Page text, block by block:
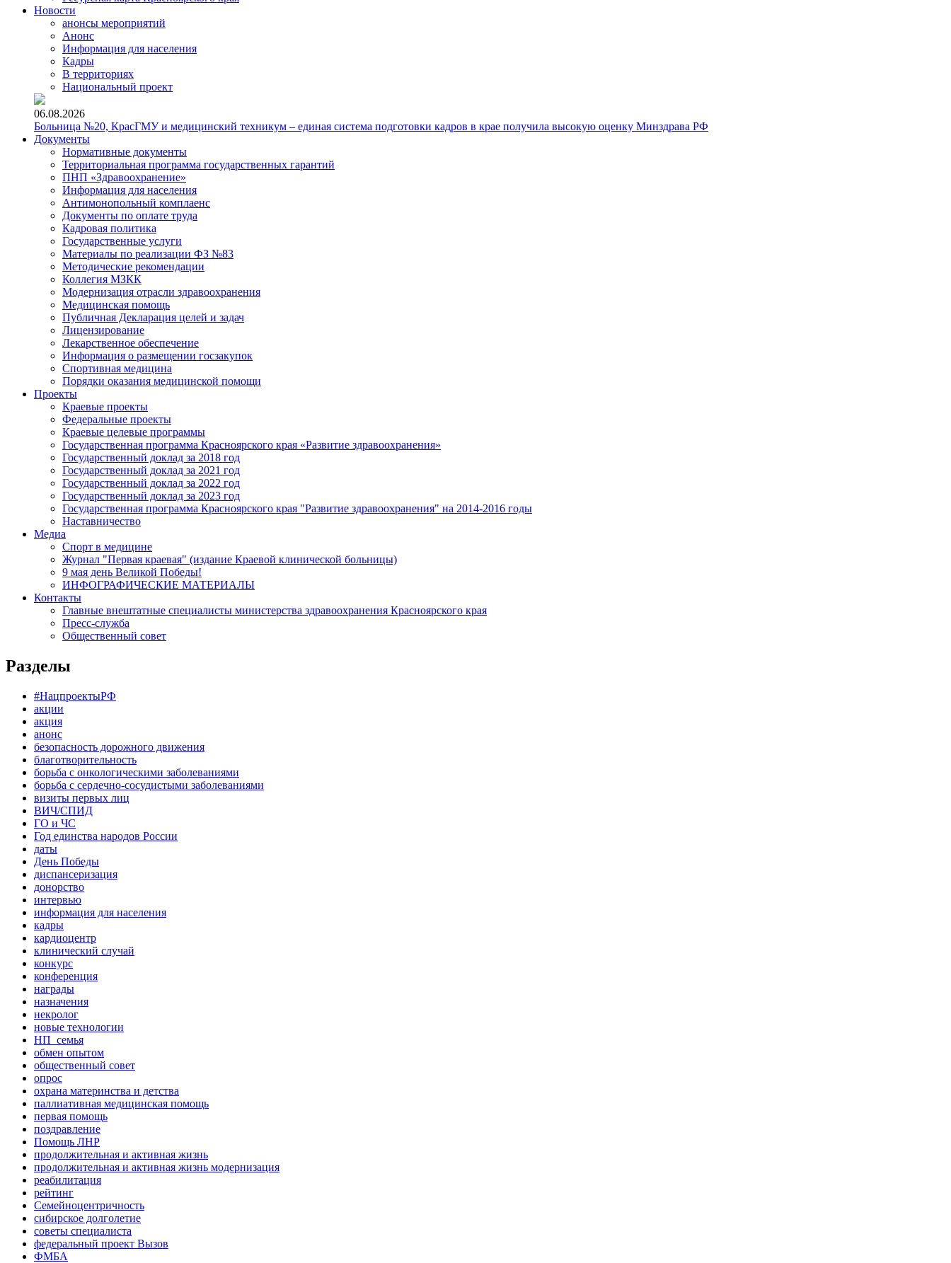
Новости
анонсы мероприятий
Анонс
Информация для населения
Кадры
В территориях
Национальный проект
06.08.2026
Больница №20, КрасГМУ и медицинский техникум – единая система подготовки кадров в крае получила высокую оценку Минздрава РФ
Документы
Нормативные документы
Территориальная программа государственных гарантий
ПНП «Здравоохранение»
Информация для населения
Антимонопольный комплаенс
Документы по оплате труда
Кадровая политика
Государственные услуги
Материалы по реализации ФЗ №83
Методические рекомендации
Коллегия МЗКК
Модернизация отрасли здравоохранения
Медицинская помощь
Публичная Декларация целей и задач
Лицензирование
Лекарственное обеспечение
Информация о размещении госзакупок
Спортивная медицина
Порядки оказания медицинской помощи
Проекты
Краевые проекты
Федеральные проекты
Краевые целевые программы
Государственная программа Красноярского края «Развитие здравоохранения»
Государственный доклад за 2018 год
Государственный доклад за 2021 год
Государственный доклад за 2022 год
Государственный доклад за 2023 год
Государственная программа Красноярского края "Развитие здравоохранения" на 2014-2016 годы
Наставничество
Медиа
Спорт в медицине
Журнал "Первая краевая" (издание Краевой клинической больницы)
9 мая день Великой Победы!
ИНФОГРАФИЧЕСКИЕ МАТЕРИАЛЫ
Контакты
Главные внештатные специалисты министерства здравоохранения Красноярского края
Пресс-служба
Общественный совет
Разделы
#НацпроектыРФ
акции
акция
анонс
безопасность дорожного движения
благотворительность
борьба с онкологическими заболеваниями
борьба с сердечно-сосудистыми заболеваниями
визиты первых лиц
ВИЧ/СПИД
ГО и ЧС
Год единства народов России
даты
День Победы
диспансеризация
донорство
интервью
информация для населения
кадры
кардиоцентр
клинический случай
конкурс
конференция
награды
назначения
некролог
новые технологии
НП_семья
обмен опытом
общественный совет
опрос
охрана материнства и детства
паллиативная медицинская помощь
первая помощь
поздравление
Помощь ЛНР
продолжительная и активная жизнь
продолжительная и активная жизнь модернизация
реабилитация
рейтинг
Семейноцентричность
сибирское долголетие
советы специалиста
федеральный проект Вызов
ФМБА